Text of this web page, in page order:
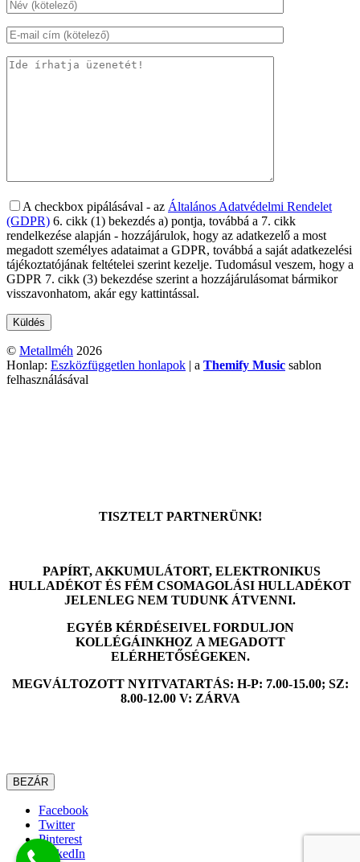
A checkbox pipálásával - az Általános Adatvédelmi Rendelet
(GDPR) 6. cikk (1) bekezdés a) pontja, továbbá a 7. cikk
rendelkezése alapján - hozzájárulok, hogy az adatkezelő a most
megadott személyes adataimat a GDPR, továbbá a saját adatkezelési
tájékoztatójának feltételei szerint kezelje. Tudomásul veszem, hogy a
GDPR 7. cikk (3) bekezdése szerint a hozzájárulásomat bármikor
visszavonhatom, akár egy kattintással.
© Metallméh 2026
Honlap: Eszközfüggetlen honlapok | a Themify Music sablon
felhasználásával
TISZTELT PARTNERÜNK!
PAPÍRT, AKKUMULÁTORT, ELEKTRONIKUS
HULLADÉKOT ÉS FÉM CSOMAGOLÁSI HULLADÉKOT
JELENLEG NEM TUDUNK ÁTVENNI.
EGYÉB KÉRDÉSEIVEL FORDULJON
KOLLÉGÁINKHOZ A MEGADOTT
ELÉRHETŐSÉGEKEN.
MEGVÁLTOZOTT NYITVATARTÁS: H-P: 7.00-15.00; SZ:
8.00-12.00 V: ZÁRVA
BEZÁR
Facebook
Twitter
Pinterest
LinkedIn